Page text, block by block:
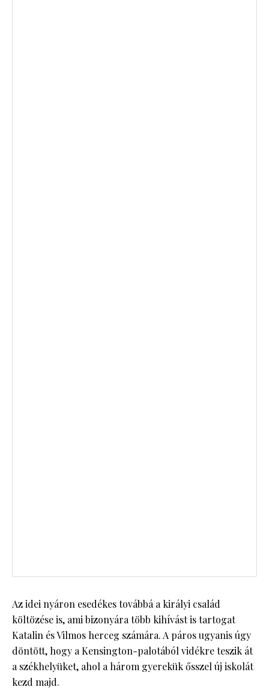
Az idei nyáron esedékes továbbá a királyi család
költözése is, ami bizonyára több kihívást is tartogat
Katalin és Vilmos herceg számára. A páros ugyanis úgy
döntött, hogy a Kensington-palotából vidékre teszik át
a székhelyüket, ahol a három gyerekük ősszel új iskolát
kezd majd.